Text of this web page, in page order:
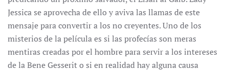
Jessica se aprovecha de ello y aviva las llamas de este
mensaje para convertir a los no creyentes. Uno de los
misterios de la película es si las profecías son meras
mentiras creadas por el hombre para servir a los intereses
de la Bene Gesserit o si en realidad hay alguna causa